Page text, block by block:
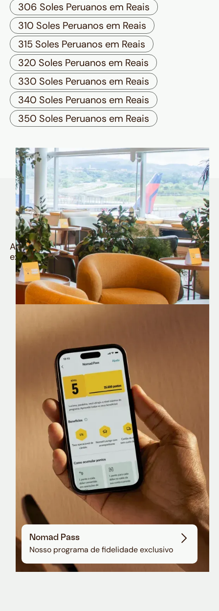
306 Soles Peruanos em Reais
310 Soles Peruanos em Reais
315 Soles Peruanos em Reais
320 Soles Peruanos em Reais
330 Soles Peruanos em Reais
340 Soles Peruanos em Reais
350 Soles Peruanos em Reais
Quem é Nomad tem
muito mais
Aproveite todos os benefícios e vantagens
exclusivas da sua Conta Internacional
Nomad Lounge
Sala VIP no Aeroporto de Guarulhos
Nomad Pass
Nosso programa de fidelidade exclusivo